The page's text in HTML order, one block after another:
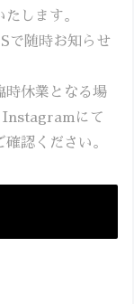
します。
で随時お知らせ
時休業となる場
Instagramにて
認ください。